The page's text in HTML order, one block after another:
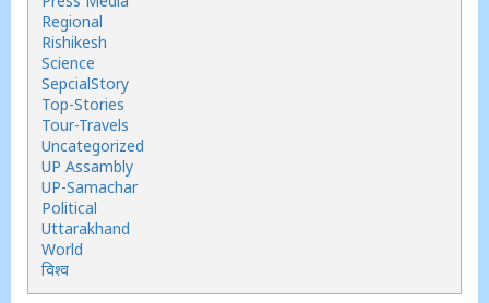
Regional
Rishikesh
Science
SepcialStory
Top-Stories
Tour-Travels
Uncategorized
UP Assambly
UP-Samachar
Political
Uttarakhand
World
विश्व